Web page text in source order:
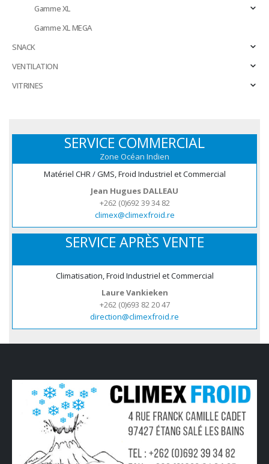
Gamme XL
Gamme XL MEGA
SNACK
VENTILATION
VITRINES
SERVICE COMMERCIAL
Zone Océan Indien
Matériel CHR / GMS, Froid Industriel et Commercial
Jean Hugues DALLEAU
+262 (0)692 39 34 82
climex@climexfroid.re
SERVICE APRÈS VENTE
Climatisation, Froid Industriel et Commercial
Laure Vankieken
+262 (0)693 82 20 47
direction@climexfroid.re